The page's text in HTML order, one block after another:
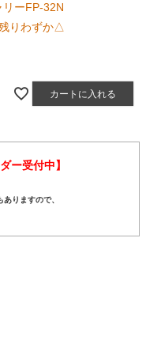
ーFP-32N
りわずか△
カートに入れる
ー受付中】
りますので、